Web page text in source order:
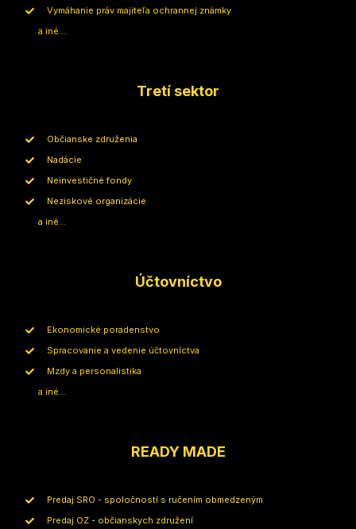
Vymáhanie práv majiteľa ochrannej známky
a iné...
Tretí sektor
Občianske združenia
Nadácie
Neinvestičné fondy
Neziskové organizácie
a iné...
Účtovníctvo
Ekonomické poradenstvo
Spracovanie a vedenie účtovníctva
Mzdy a personalistika
a iné...
READY MADE
Predaj SRO - spoločností s ručením obmedzeným
Predaj OZ - občianskych združení